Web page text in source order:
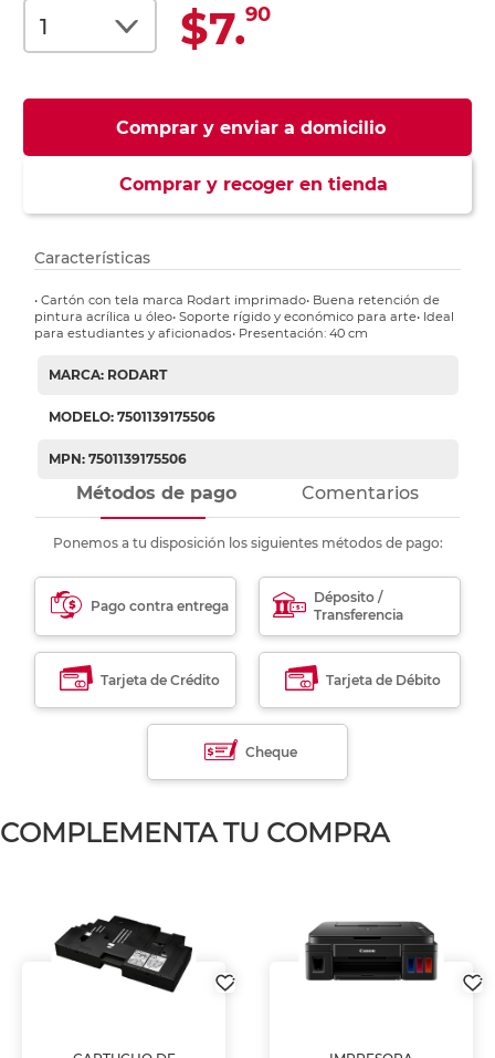
$7.90
Comprar y enviar a domicilio
Comprar y recoger en tienda
Características
• Cartón con tela marca Rodart imprimado• Buena retención de
pintura acrílica u óleo• Soporte rígido y económico para arte• Ideal
para estudiantes y aficionados• Presentación: 40 cm
MARCA: RODART
MODELO: 7501139175506
MPN: 7501139175506
Métodos de pago Comentarios
Ponemos a tu disposición los siguientes métodos de pago:
Pago contra entrega
Déposito /
Transferencia
Tarjeta de Crédito Tarjeta de Débito
Cheque
COMPLEMENTA TU COMPRA